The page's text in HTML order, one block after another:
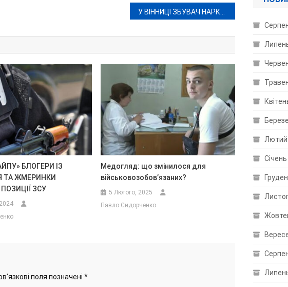
БЛОГЕРИ ІЗ
ТА ЖМЕРИНКИ
ЗСУ
Медогляд: що змінилося для
військовозобов’язаних?
5 Лютого, 2025
Павло Сидорченко
поля позначені *
Лютий